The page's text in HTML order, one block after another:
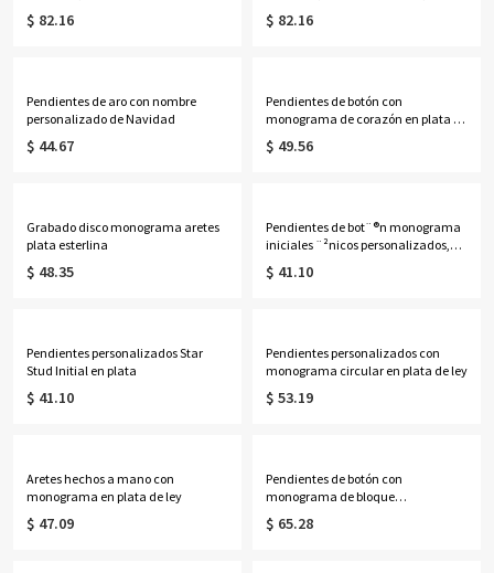
$ 82.16 $ 82.16
Pendientes de aro con nombre
personalizado de Navidad
$ 44.67
Pendientes de botón con
monograma de corazón en plata de
ley
$ 49.56
Grabado disco monograma aretes
plata esterlina
$ 48.35
Pendientes de bot¨®n monograma
iniciales ¨²nicos personalizados,
plata de l
$ 41.10
Pendientes personalizados Star
Stud Initial en plata
$ 41.10
Pendientes personalizados con
monograma circular en plata de ley
$ 53.19
Aretes hechos a mano con
monograma en plata de ley
$ 47.09
Pendientes de botón con
monograma de bloque
personalizado en plata de ley
$ 65.28